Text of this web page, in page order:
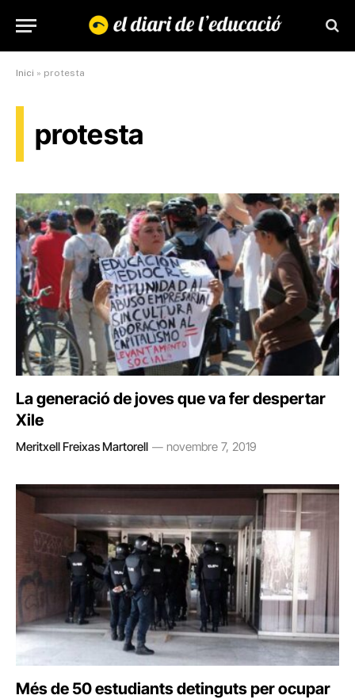
Inici » protesta
protesta
La generació de joves que va fer despertar
Xile
Meritxell Freixas Martorell novembre 7, 2019
Més de 50 estudiants detinguts per ocupar